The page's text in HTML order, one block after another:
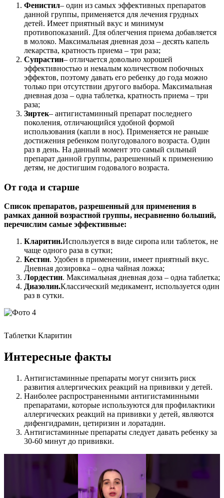
Фенистил– один из самых эффективных препаратов
данной группы, применяется для лечения грудных
детей. Имеет приятный вкус и минимум
противопоказаний. Для облегчения приема добавляется
в молоко. Максимальная дневная доза – десять капель
лекарства, кратность приема – три раза;
Супрастин– отличается довольно хорошей
эффективностью и немалым количеством побочных
эффектов, поэтому давать его ребенку до года можно
только при отсутствии другого выбора. Максимальная
дневная доза – одна таблетка, кратность приема – три
раза;
Зиртек– антигистаминный препарат последнего
поколения, отличающийся удобной формой
использования (капли в нос). Применяется не раньше
достижения ребенком полугодовалого возраста. Один
раз в день. На данный момент это самый сильный
препарат данной группы, разрешенный к применению
детям, не достигшим годовалого возраста.
От года и старше
Список препаратов, разрешенный для применения в
рамках данной возрастной группы, несравненно больший,
перечислим самые эффективные:
Кларитин.Используется в виде сиропа или таблеток, не
чаще одного раза в сутки;
Кестин. Удобен в применении, имеет приятный вкус.
Дневная дозировка – одна чайная ложка;
Лордестин. Максимальная дневная доза – одна таблетка;
Диазолин.Классический медикамент, используется один
раз в сутки.
Таблетки Кларитин
Интересные факты
Антигистаминные препараты могут снизить риск
развития аллергических реакций на прививки у детей.
Наиболее распространенными антигистаминными
препаратами, которые используются для профилактики
аллергических реакций на прививки у детей, являются
дифенгидрамин, цетиризин и лоратадин.
Антигистаминные препараты следует давать ребенку за
30-60 минут до прививки.